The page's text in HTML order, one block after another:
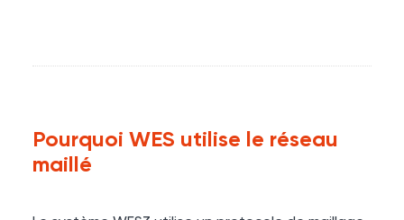
Pourquoi WES utilise le réseau
maillé